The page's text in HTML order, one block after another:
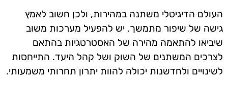
העולם הדיגיטלי משתנה במהירות, ולכן חשוב לאמץ
גישה של שיפור מתמשך. יש להפעיל מערכות משוב
שיביאו להתאמה מהירה של האסטרטגיות בהתאם
לצרכים המשתנים של השוק ושל קהל היעד. התייחסות
לשינויים ולחדשנות יכולה להוות יתרון תחרותי משמעותי.